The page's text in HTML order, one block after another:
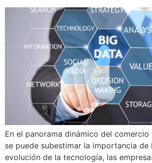
En el panorama dinámico del
se puede subestimar la importancia de
evolución de la tecnología, las